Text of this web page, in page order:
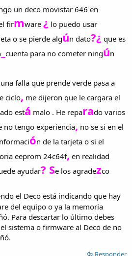
un deco movistar 646 en
firmware ¿ lo puedo usar
o se pierde algún dato?¿ que es
cuenta para no cometer ningún
falla que prende verde pasa a
ciclo, me dijeron que le cargara el
está malo . He reparado varios
no tengo experiencia, no se si en el
ón de la tarjeta o si el
eeprom 24c64f, en realidad
ayudar? Se los agradezco
el Deco está indicando que hay
del equipo o ya la memoria
Para descartar lo último debes
sistema o firmware al Deco de no
Responder